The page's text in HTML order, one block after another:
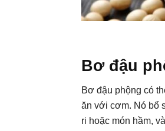
Bơ đậu
Bơ đậu phộng có
ăn với cơm. Nó bổ
ri hoặc món hầm,